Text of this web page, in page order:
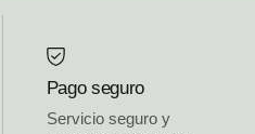
Pago seguro
Servicio seguro y